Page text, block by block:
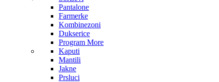
Pantalone
Farmerke
Kombinezoni
Dukserice
Program More
Kaputi
Mantili
Jakne
Prsluci